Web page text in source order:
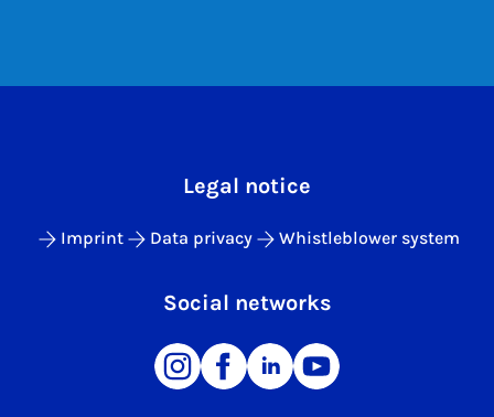
Legal notice
Imprint Data privacy Whistleblower system
Social networks